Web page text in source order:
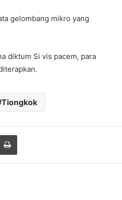
gelombang mikro yang
diktum Si vis pacem, para
Tiongkok
Email Print